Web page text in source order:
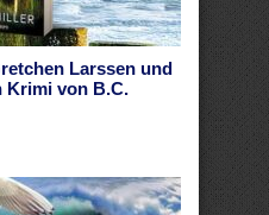
Larssen und
Krimi von B.C.